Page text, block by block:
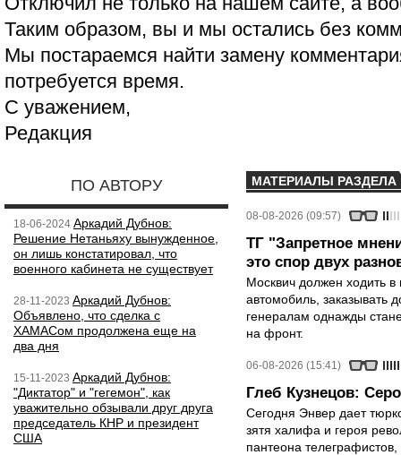
Таким образом, вы и мы остались без
Мы постараемся найти замену
потребуется время.
С уважением,
Редакция
ПО АВТОРУ
18-06-2024 Аркадий Дубнов:
Решение Нетаньяху вынужденное,
он лишь констатировал, что
военного кабинета не существует
28-11-2023 Аркадий Дубнов:
Объявлено, что сделка с
ХАМАСом продолжена еще на
два дня
15-11-2023 Аркадий Дубнов:
"Диктатор" и "гегемон", как
уважительно обзывали друг друга
председатель КНР и президент
США
МАТЕРИАЛЫ РАЗДЕЛА
08-08-2026 (09:57)
ТГ "Запретное
это спор двух
Москвич должен ходить в
автомобиль, заказывать
генералам однажды
на фронт.
06-08-2026 (15:41)
Глеб Кузнецов:
Сегодня Энвер дает
зятя халифа и героя
пантеона